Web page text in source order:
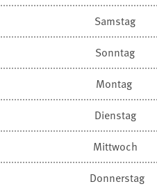
Samstag
Sonntag
Montag
Dienstag
Mittwoch
Donnerstag